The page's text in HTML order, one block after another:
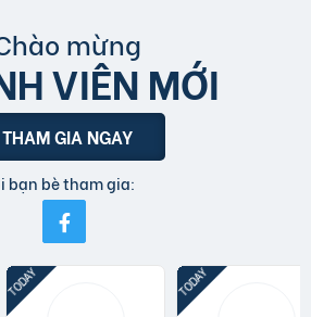
mừng
VIÊN MỚI
THAM GIA NGAY
bạn bè tham gia: